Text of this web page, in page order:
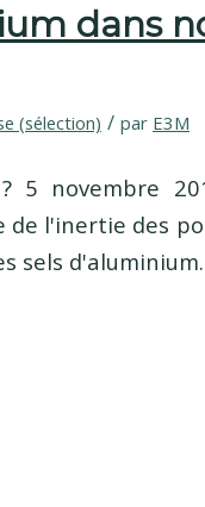
dans
(sélection) / par E3M
5 novembre
de l'inertie des
sels